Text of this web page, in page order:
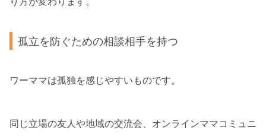
孤立を防ぐための相談相手を持つ
ワーママは孤独を感じやすいものです。
同じ立場の友人や地域の交流会、オンラインママコミュニ